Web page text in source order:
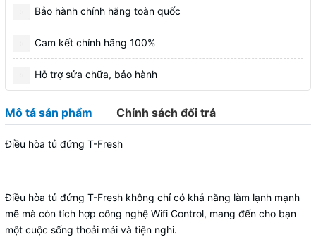
Bảo hành chính hãng toàn quốc
Cam kết chính hãng 100%
Hỗ trợ sửa chữa, bảo hành
Mô tả sản phẩm Chính sách đổi trả
Điều hòa tủ đứng T-Fresh
Điều hòa tủ đứng T-Fresh không chỉ có khả năng làm lạnh mạnh
mẽ mà còn tích hợp công nghệ Wifi Control, mang đến cho bạn
một cuộc sống thoải mái và tiện nghi.